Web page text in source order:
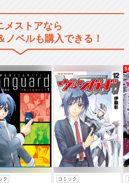
弱虫ペダル Ｒｅ：ＲＩＤＥ
弱虫ペダル Ｒｅ：ＲＯＡＤ
劇場版 弱虫ペダル
メストアなら
ノベルも購入できる！
ク コミック